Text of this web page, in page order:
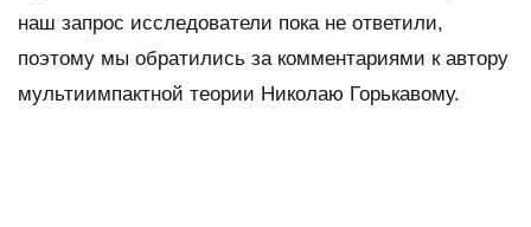
наш запрос исследователи пока не ответили,
поэтому мы обратились за комментариями к автору
мультиимпактной теории Николаю Горькавому.